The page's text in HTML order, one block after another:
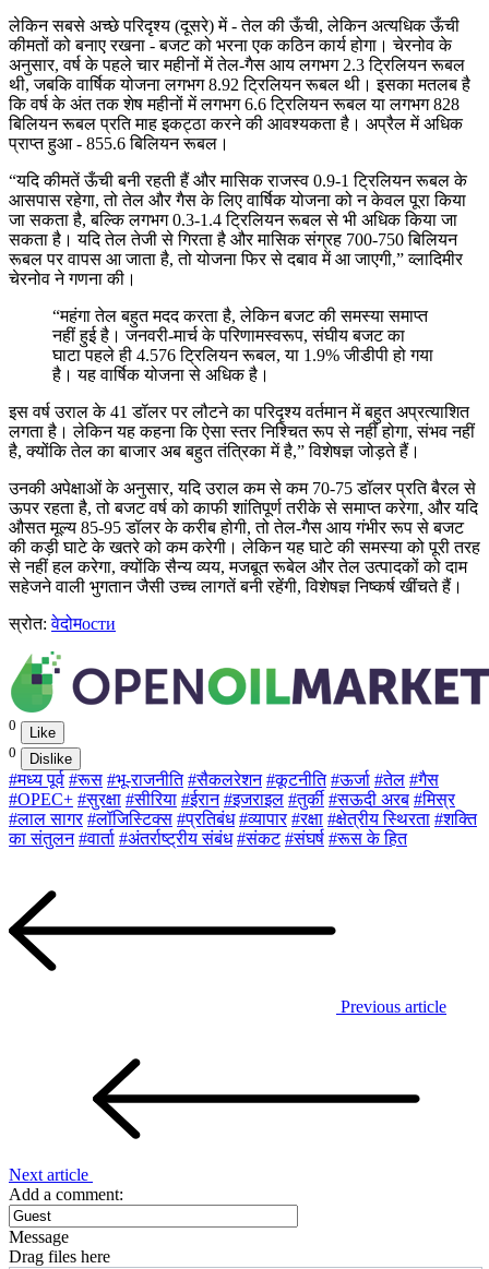
लेकिन सबसे अच्छे परिदृश्य (दूसरे) में - तेल की ऊँची, लेकिन अत्यधिक ऊँची
कीमतों को बनाए रखना - बजट को भरना एक कठिन कार्य होगा। चेरनोव के
अनुसार, वर्ष के पहले चार महीनों में तेल-गैस आय लगभग 2.3 ट्रिलियन रूबल
थी, जबकि वार्षिक योजना लगभग 8.92 ट्रिलियन रूबल थी। इसका मतलब है
कि वर्ष के अंत तक शेष महीनों में लगभग 6.6 ट्रिलियन रूबल या लगभग 828
बिलियन रूबल प्रति माह इकट्ठा करने की आवश्यकता है। अप्रैल में अधिक
प्राप्त हुआ - 855.6 बिलियन रूबल।
“यदि कीमतें ऊँची बनी रहती हैं और मासिक राजस्व 0.9-1 ट्रिलियन रूबल के
आसपास रहेगा, तो तेल और गैस के लिए वार्षिक योजना को न केवल पूरा किया
जा सकता है, बल्कि लगभग 0.3-1.4 ट्रिलियन रूबल से भी अधिक किया जा
सकता है। यदि तेल तेजी से गिरता है और मासिक संग्रह 700-750 बिलियन
रूबल पर वापस आ जाता है, तो योजना फिर से दबाव में आ जाएगी,” व्लादिमीर
चेरनोव ने गणना की।
“महंगा तेल बहुत मदद करता है, लेकिन बजट की समस्या समाप्त
नहीं हुई है। जनवरी-मार्च के परिणामस्वरूप, संघीय बजट का
घाटा पहले ही 4.576 ट्रिलियन रूबल, या 1.9% जीडीपी हो गया
है। यह वार्षिक योजना से अधिक है।
इस वर्ष उराल के 41 डॉलर पर लौटने का परिदृश्य वर्तमान में बहुत अप्रत्याशित
लगता है। लेकिन यह कहना कि ऐसा स्तर निश्चित रूप से नहीं होगा, संभव नहीं
है, क्योंकि तेल का बाजार अब बहुत तंत्रिका में है,” विशेषज्ञ जोड़ते हैं।
उनकी अपेक्षाओं के अनुसार, यदि उराल कम से कम 70-75 डॉलर प्रति बैरल से
ऊपर रहता है, तो बजट वर्ष को काफी शांतिपूर्ण तरीके से समाप्त करेगा, और यदि
औसत मूल्य 85-95 डॉलर के करीब होगी, तो तेल-गैस आय गंभीर रूप से बजट
की कड़ी घाटे के खतरे को कम करेगी। लेकिन यह घाटे की समस्या को पूरी तरह
से नहीं हल करेगा, क्योंकि सैन्य व्यय, मजबूत रूबेल और तेल उत्पादकों को दाम
सहेजने वाली भुगतान जैसी उच्च लागतें बनी रहेंगी, विशेषज्ञ निष्कर्ष खींचते हैं।
स्रोत:वेदोमости
0
Like
0
Dislike
#मध्य पूर्व #रूस #भू-राजनीति #सैकलरेशन #कूटनीति #ऊर्जा #तेल #गैस
#OPEC+ #सुरक्षा #सीरिया #ईरान #इजराइल #तुर्की #सऊदी अरब #मिस्र
#लाल सागर #लॉजिस्टिक्स #प्रतिबंध #व्यापार #रक्षा #क्षेत्रीय स्थिरता #शक्ति
का संतुलन #वार्ता #अंतर्राष्ट्रीय संबंध #संकट #संघर्ष #रूस के हित
Previous article
Next article
Add a comment:
Message
Drag files here